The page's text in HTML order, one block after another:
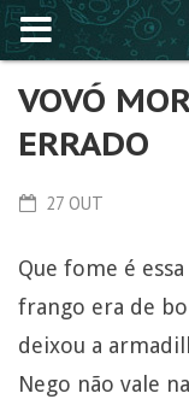
VOVÓ
ERRADO
27 OUT
Que fome é
frango era de
deixou a
Nego não vale